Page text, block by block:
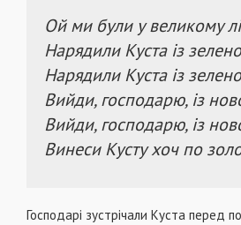
Ой ми були у великому
Нарядили Куста із
Нарядили Куста із
Вийди, господарю, із
Вийди, господарю, із
Винеси Кусту хоч по
Господарі зустрічали Куста перед